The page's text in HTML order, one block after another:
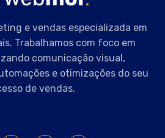
e vendas especializada em
Trabalhamos com foco em
comunicação visual,
e otimizações do seu
de vendas.